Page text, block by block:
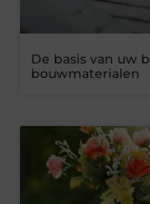
De basis van uw
bouwmaterialen